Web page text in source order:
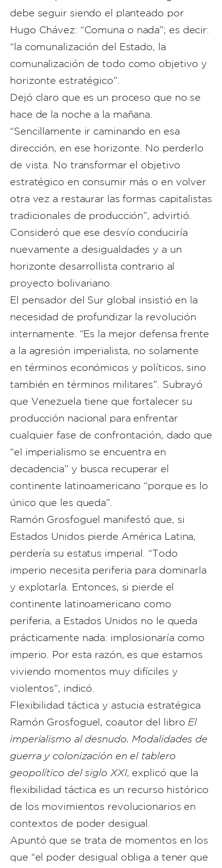
debe seguir siendo el planteado por
Hugo Chávez: “Comuna o nada”; es decir:
“la comunalización del Estado, la
comunalización de todo como objetivo y
horizonte estratégico”.
Dejó claro que es un proceso que no se
hace de la noche a la mañana.
“Sencillamente ir caminando en esa
dirección, en ese horizonte. No perderlo
de vista. No transformar el objetivo
estratégico en consumir más o en volver
otra vez a restaurar las formas capitalistas
tradicionales de producción”, advirtió.
Consideró que ese desvío conduciría
nuevamente a desigualdades y a un
horizonte desarrollista contrario al
proyecto bolivariano.
El pensador del Sur global insistió en la
necesidad de profundizar la revolución
internamente. “Es la mejor defensa frente
a la agresión imperialista, no solamente
en términos económicos y políticos, sino
también en términos militares”. Subrayó
que Venezuela tiene que fortalecer su
producción nacional para enfrentar
cualquier fase de confrontación, dado que
“el imperialismo se encuentra en
decadencia” y busca recuperar el
continente latinoamericano “porque es lo
único que les queda”.
Ramón Grosfoguel manifestó que, si
Estados Unidos pierde América Latina,
perdería su estatus imperial. “Todo
imperio necesita periferia para dominarla
y explotarla. Entonces, si pierde el
continente latinoamericano como
periferia, a Estados Unidos no le queda
prácticamente nada: implosionaría como
imperio. Por esta razón, es que estamos
viviendo momentos muy difíciles y
violentos”, indicó.
Flexibilidad táctica y astucia estratégica
Ramón Grosfoguel, coautor del libro El
imperialismo al desnudo. Modalidades de
guerra y colonización en el tablero
geopolítico del siglo XXI, explicó que la
flexibilidad táctica es un recurso histórico
de los movimientos revolucionarios en
contextos de poder desigual.
Apuntó que se trata de momentos en los
que “el poder desigual obliga a tener que